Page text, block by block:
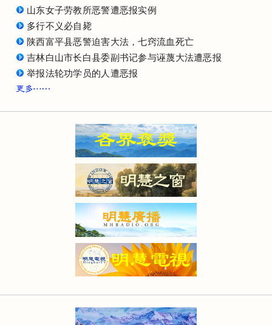
山东女子劳教所恶警遭恶报实例
多行不义必自毙
陕西富平县恶警迫害大法，七窍流血死亡
吉林白山市长白县委副书记参与诬蔑大法遭恶报
举报法轮功学员的人遭恶报